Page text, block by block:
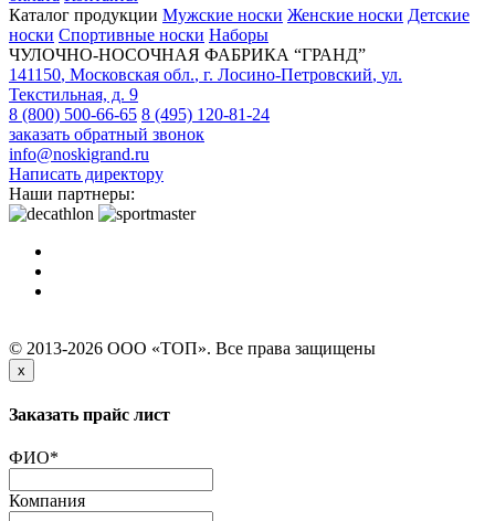
Каталог продукции Мужские носки Женские носки Детские
носки Спортивные носки Наборы
ЧУЛОЧНО-НОСОЧНАЯ ФАБРИКА “ГРАНД”
141150, Московская обл., г. Лосино-Петровский, ул.
Текстильная, д. 9
8 (800) 500-66-65 8 (495) 120-81-24
заказать обратный звонок
info@noskigrand.ru
Написать директору
Наши партнеры:
© 2013-2026 ООО «ТОП». Все права защищены
x
Заказать прайс лист
ФИО*
Компания